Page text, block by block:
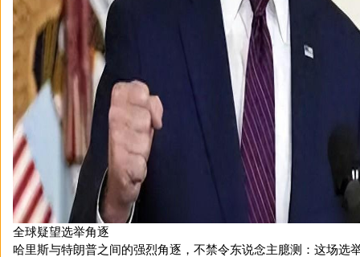
全球疑望选举角逐
哈里斯与特朗普之间的强烈角逐，不禁令东说念主臆测：这场选